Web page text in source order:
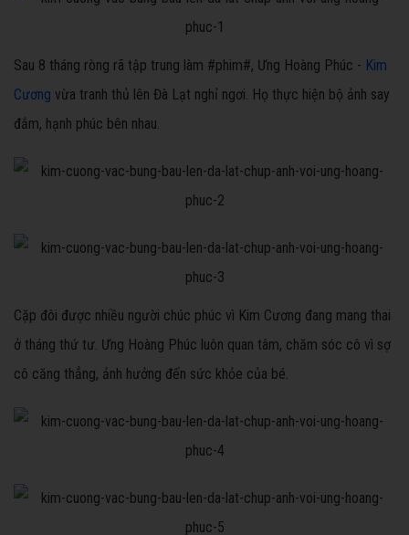
Sau 8 tháng ròng rã tập trung làm #phim#, Ưng Hoàng Phúc - Kim
Cương vừa tranh thủ lên Đà Lạt nghỉ ngơi. Họ thực hiện bộ ảnh say
đắm, hạnh phúc bên nhau.
Cặp đôi được nhiều người chúc phúc vì Kim Cương đang mang thai
ở tháng thứ tư. Ưng Hoàng Phúc luôn quan tâm, chăm sóc cô vì sợ
cô căng thẳng, ảnh hưởng đến sức khỏe của bé.